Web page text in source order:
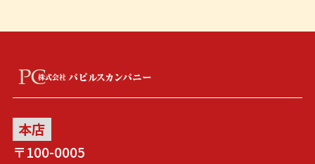
本店
〒100-0005